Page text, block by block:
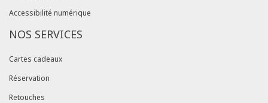
Accessibilité numérique
NOS SERVICES
Cartes cadeaux
Réservation
Retouches